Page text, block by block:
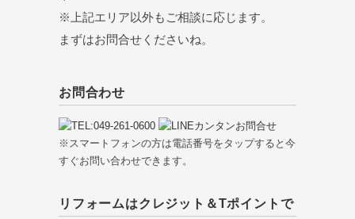
※上記エリア以外もご相談に応じます。
まずはお問合せくださいね。
お問合わせ
※スマートフォンの方は電話番号をタップすると今
すぐお問い合わせできます。
リフォームはクレジット＆Tポイントで